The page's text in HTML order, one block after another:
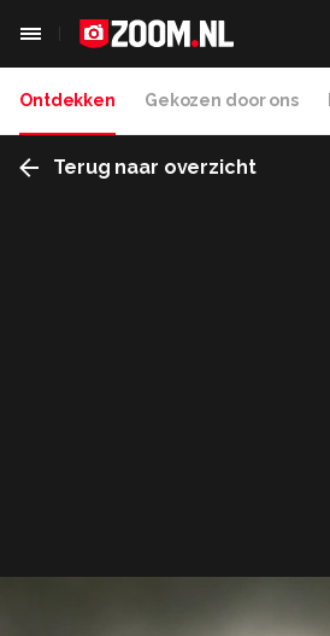
Ontdekken Gekozen door ons
Terug naar overzicht